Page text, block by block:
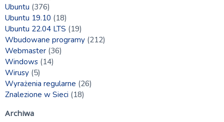
Ubuntu (376)
Ubuntu 19.10 (18)
Ubuntu 22.04 LTS (19)
Wbudowane programy (212)
Webmaster (36)
Windows (14)
Wirusy (5)
Wyrażenia regularne (26)
Znalezione w Sieci (18)
Archiwa